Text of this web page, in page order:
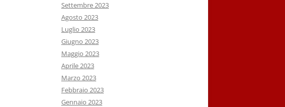
Settembre 2023
Agosto 2023
Luglio 2023
Giugno 2023
Maggio 2023
Aprile 2023
Marzo 2023
Febbraio 2023
Gennaio 2023